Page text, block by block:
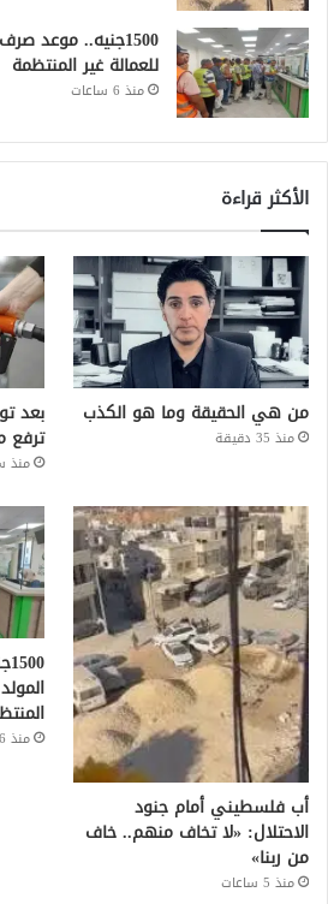
للعمالة غير المنتظمة
منذ 6 ساعات
الأكثر قراءة
من هي الحقيقة وما هو الكذب
منذ 35 دقيقة
بعد
ترفع
منذ
أب فلسطيني أمام جنود
الاحتلال: «لا تخاف منهم.. خاف
من ربنا»
منذ 5 ساعات
منذ 6 ساعات